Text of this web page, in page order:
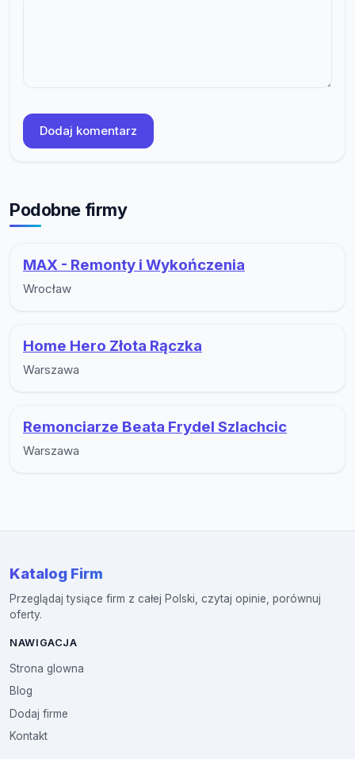
Dodaj komentarz
Podobne firmy
MAX - Remonty i Wykończenia
Wrocław
Home Hero Złota Rączka
Warszawa
Remonciarze Beata Frydel Szlachcic
Warszawa
Katalog Firm
Przeglądaj tysiące firm z całej Polski, czytaj opinie, porównuj
oferty.
NAWIGACJA
Strona glowna
Blog
Dodaj firme
Kontakt